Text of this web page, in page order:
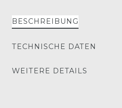
BESCHREIBUNG
TECHNISCHE DATEN
WEITERE DETAILS